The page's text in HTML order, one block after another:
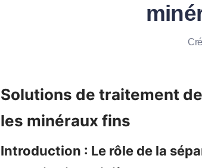
Solutions de traitement
Introduction : Le rôle de la